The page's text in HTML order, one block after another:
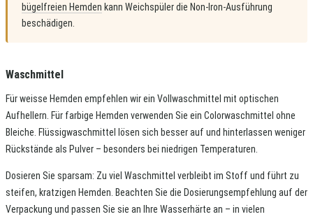
bügelfreien Hemden kann Weichspüler die Non-Iron-Ausführung
beschädigen.
Waschmittel
Für weisse Hemden empfehlen wir ein Vollwaschmittel mit optischen
Aufhellern. Für farbige Hemden verwenden Sie ein Colorwaschmittel ohne
Bleiche. Flüssigwaschmittel lösen sich besser auf und hinterlassen weniger
Rückstände als Pulver – besonders bei niedrigen Temperaturen.
Dosieren Sie sparsam: Zu viel Waschmittel verbleibt im Stoff und führt zu
steifen, kratzigen Hemden. Beachten Sie die Dosierungsempfehlung auf der
Verpackung und passen Sie sie an Ihre Wasserhärte an – in vielen